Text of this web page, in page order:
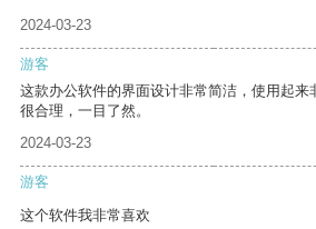
2024-03-23
游客
这款办公软件的界面设计非常简洁，使用起来
很合理，一目了然。
2024-03-23
游客
这个软件我非常喜欢